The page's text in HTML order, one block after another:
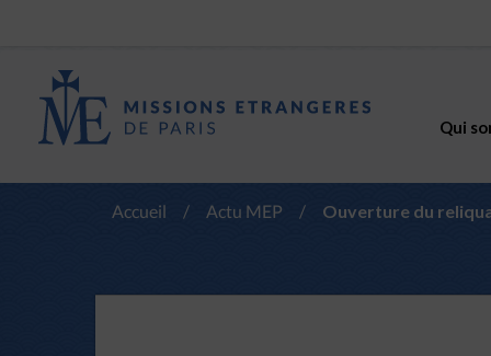
Qui
Accueil / Actu MEP / Ouverture du